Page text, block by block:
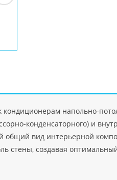
">
кондиционерам напольно-
конденсаторного) и
вид интерьерной
стены, создавая